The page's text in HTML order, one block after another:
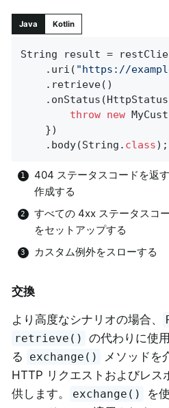
Java Kotlin
String result =
	.uri(
"https://
throw new
	.body(String
. class) ;
404 ステータスコードを返
作成する
すべての 4xx ステータスコ
をセットアップする
カスタム例外をスローする
交換
より高度なシナリオの場合、
retrieve()
の代わりに使
る
exchange()
メソッドを
HTTP リクエストおよびレス
供します。
exchange()
を